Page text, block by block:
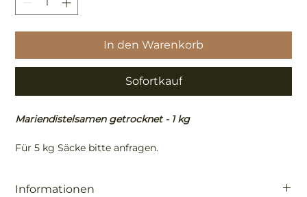
In den Warenkorb
Sofortkauf
Mariendistelsamen getrocknet - 1 kg
Für 5 kg Säcke bitte anfragen.
Informationen